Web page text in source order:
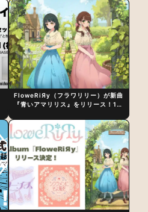
FloweRiЯy（フラワリリー）が新曲
『青いアマリリス』をリリース！1st